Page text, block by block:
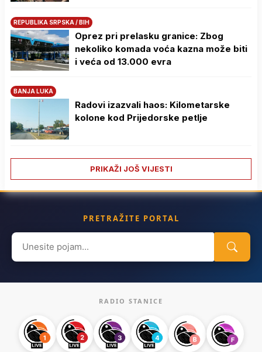
REPUBLIKA SRPSKA / BIH
Oprez pri prelasku granice: Zbog
nekoliko komada voća kazna može biti
i veća od 13.000 evra
BANJA LUKA
Radovi izazvali haos: Kilometarske
kolone kod Prijedorske petlje
PRIKAŽI JOŠ VIJESTI
PRETRAŽITE PORTAL
Search
for:
RADIO STANICE